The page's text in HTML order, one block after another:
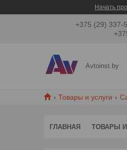
Начать
+375 (29) 337-
Avtoinst.by
Товары и услуги
ГЛАВНАЯ ТОВАРЫ И